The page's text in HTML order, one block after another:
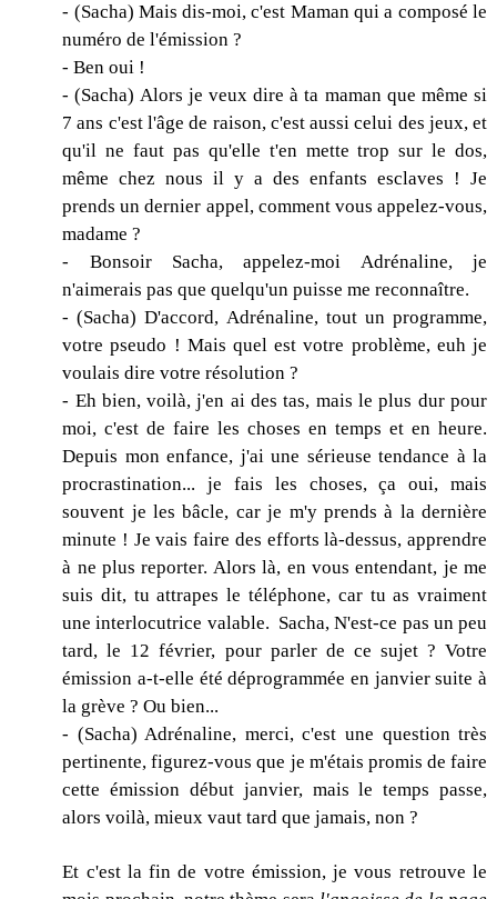
- (Sacha) Mais dis-moi, c'est Maman qui a composé le
numéro de l'émission ?
- Ben oui !
- (Sacha) Alors je veux dire à ta maman que même si
7 ans c'est l'âge de raison, c'est aussi celui des jeux, et
qu'il ne faut pas qu'elle t'en mette trop sur le dos,
même chez nous il y a des enfants esclaves ! Je
prends un dernier appel, comment vous appelez-vous,
madame ?
- Bonsoir Sacha, appelez-moi Adrénaline, je
n'aimerais pas que quelqu'un puisse me reconnaître.
- (Sacha) D'accord, Adrénaline, tout un programme,
votre pseudo ! Mais quel est votre problème, euh je
voulais dire votre résolution ?
- Eh bien, voilà, j'en ai des tas, mais le plus dur pour
moi, c'est de faire les choses en temps et en heure.
Depuis mon enfance, j'ai une sérieuse tendance à la
procrastination... je fais les choses, ça oui, mais
souvent je les bâcle, car je m'y prends à la dernière
minute ! Je vais faire des efforts là-dessus, apprendre
à ne plus reporter. Alors là, en vous entendant, je me
suis dit, tu attrapes le téléphone, car tu as vraiment
une interlocutrice valable. Sacha, N'est-ce pas un peu
tard, le 12 février, pour parler de ce sujet ? Votre
émission a-t-elle été déprogrammée en janvier suite à
la grève ? Ou bien...
- (Sacha) Adrénaline, merci, c'est une question très
pertinente, figurez-vous que je m'étais promis de faire
cette émission début janvier, mais le temps passe,
alors voilà, mieux vaut tard que jamais, non ?
Et c'est la fin de votre émission, je vous retrouve le